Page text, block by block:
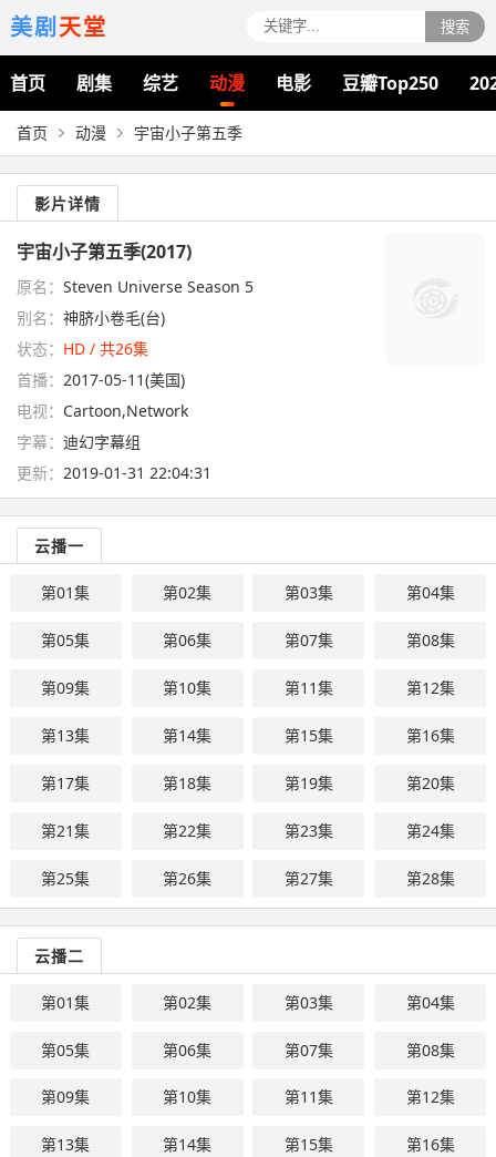
美剧天堂 搜索
首页 剧集 综艺 动漫 电影 豆瓣Top250
首页 动漫 宇宙小子第五季
影片详情
宇宙小子第五季(2017)
原名： Steven Universe Season 5
别名： 神脐小卷毛(台)
状态： HD / 共26集
首播： 2017-05-11(美国)
电视： Cartoon,Network
字幕： 迪幻字幕组
更新： 2019-01-31 22:04:31
云播一
第01集 第02集 第03集 第04集
第05集 第06集 第07集 第08集
第09集 第10集 第11集 第12集
第13集 第14集 第15集 第16集
第17集 第18集 第19集 第20集
第21集 第22集 第23集 第24集
第25集 第26集 第27集 第28集
云播二
第01集 第02集 第03集 第04集
第05集 第06集 第07集 第08集
第09集 第10集 第11集 第12集
第13集 第14集 第15集 第16集